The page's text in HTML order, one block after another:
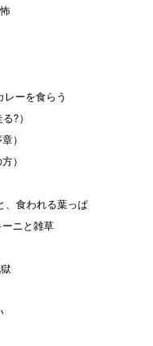
ーを食らう
?）
）
）
食われる葉っぱ
ニと雑草